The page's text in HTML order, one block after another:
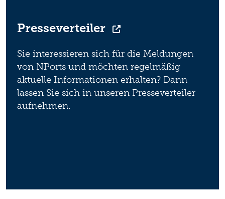
Presseverteiler
Sie interessieren sich für die Meldungen
von NPorts und möchten regelmäßig
aktuelle Informationen erhalten? Dann
lassen Sie sich in unseren Presseverteiler
aufnehmen.